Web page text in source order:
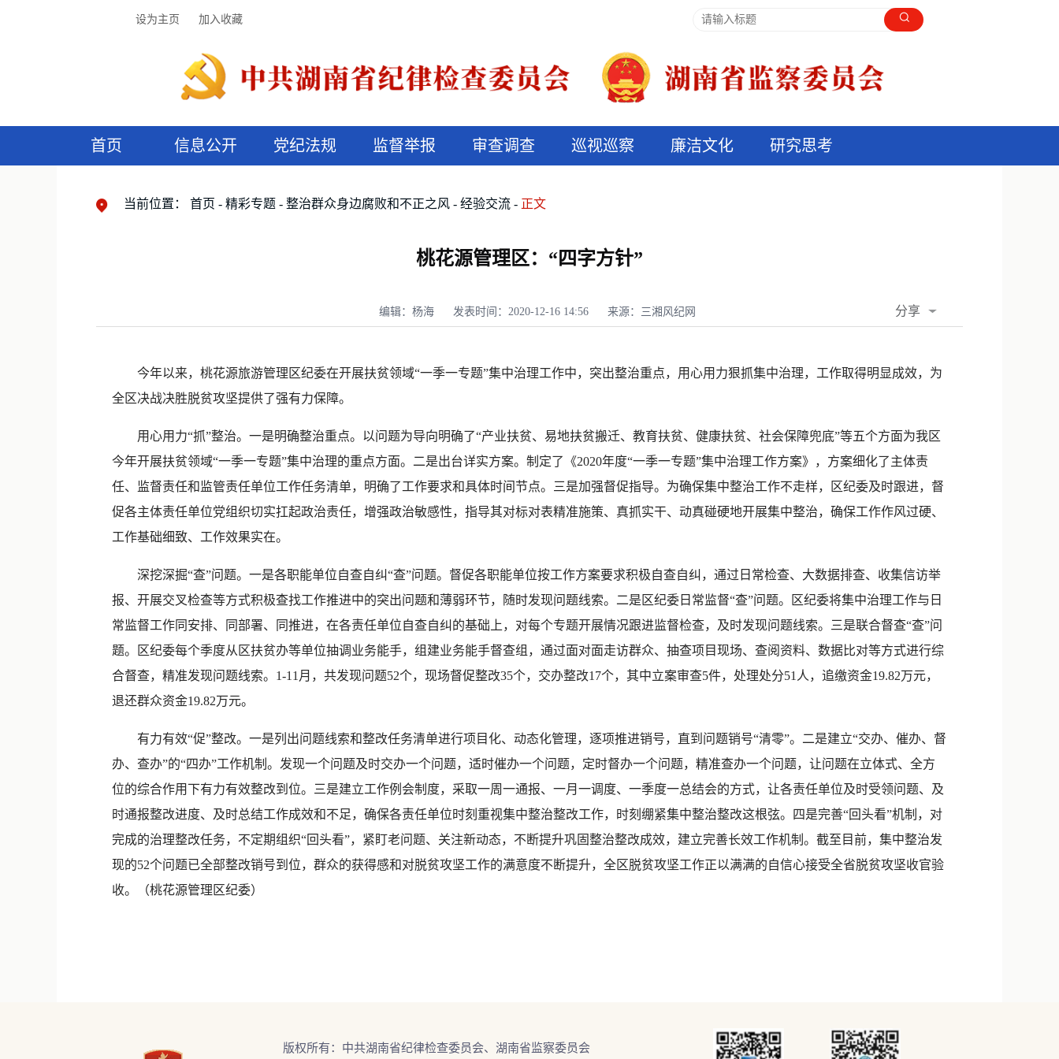
设为主页 加入收藏
首页 信息公开 党纪法规 监督举报 审查调查 巡视巡察 廉洁文化 研究思考
当前位置： 首页 精彩专题 整治群众身边腐败和不正之风 经验交流 正文
桃花源管理区：“四字方针”
编辑：杨海 发表时间：2020-12-16 14:56 来源：三湘风纪网 分享
新浪微博
微信
今年以来，桃花源旅游管理区纪委在开展扶贫领域“一季一专题”集中治理工作中，突出整治重点，用心用力狠抓集中治理，工作取得明显成效，为
全区决战决胜脱贫攻坚提供了强有力保障。
用心用力“抓”整治。一是明确整治重点。以问题为导向明确了“产业扶贫、易地扶贫搬迁、教育扶贫、健康扶贫、社会保障兜底”等五个方面为我区
今年开展扶贫领域“一季一专题”集中治理的重点方面。二是出台详实方案。制定了《2020年度“一季一专题”集中治理工作方案》，方案细化了主体责
任、监督责任和监管责任单位工作任务清单，明确了工作要求和具体时间节点。三是加强督促指导。为确保集中整治工作不走样，区纪委及时跟进，督
促各主体责任单位党组织切实扛起政治责任，增强政治敏感性，指导其对标对表精准施策、真抓实干、动真碰硬地开展集中整治，确保工作作风过硬、
工作基础细致、工作效果实在。
深挖深掘“查”问题。一是各职能单位自查自纠“查”问题。督促各职能单位按工作方案要求积极自查自纠，通过日常检查、大数据排查、收集信访举
报、开展交叉检查等方式积极查找工作推进中的突出问题和薄弱环节，随时发现问题线索。二是区纪委日常监督“查”问题。区纪委将集中治理工作与日
常监督工作同安排、同部署、同推进，在各责任单位自查自纠的基础上，对每个专题开展情况跟进监督检查，及时发现问题线索。三是联合督查“查”问
题。区纪委每个季度从区扶贫办等单位抽调业务能手，组建业务能手督查组，通过面对面走访群众、抽查项目现场、查阅资料、数据比对等方式进行综
合督查，精准发现问题线索。1-11月，共发现问题52个，现场督促整改35个，交办整改17个，其中立案审查5件，处理处分51人，追缴资金19.82万元，
退还群众资金19.82万元。
有力有效“促”整改。一是列出问题线索和整改任务清单进行项目化、动态化管理，逐项推进销号，直到问题销号“清零”。二是建立“交办、催办、督
办、查办”的“四办”工作机制。发现一个问题及时交办一个问题，适时催办一个问题，定时督办一个问题，精准查办一个问题，让问题在立体式、全方
位的综合作用下有力有效整改到位。三是建立工作例会制度，采取一周一通报、一月一调度、一季度一总结会的方式，让各责任单位及时受领问题、及
时通报整改进度、及时总结工作成效和不足，确保各责任单位时刻重视集中整治整改工作，时刻绷紧集中整治整改这根弦。四是完善“回头看”机制，对
完成的治理整改任务，不定期组织“回头看”，紧盯老问题、关注新动态，不断提升巩固整治整改成效，建立完善长效工作机制。截至目前，集中整治发
现的52个问题已全部整改销号到位，群众的获得感和对脱贫攻坚工作的满意度不断提升，全区脱贫攻坚工作正以满满的自信心接受全省脱贫攻坚收官验
收。（桃花源管理区纪委）
版权所有：中共湖南省纪律检查委员会、湖南省监察委员会